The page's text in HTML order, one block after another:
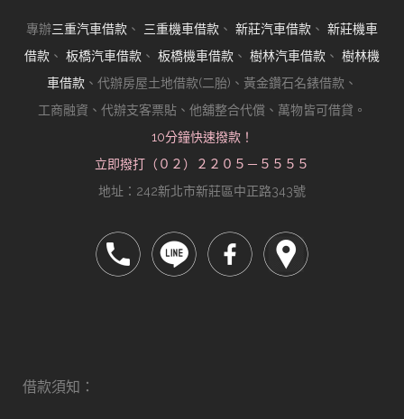
專辦三重汽車借款 、 三重機車借款 、 新莊汽車借款 、 新莊機車
借款 、 板橋汽車借款 、 板橋機車借款 、 樹林汽車借款 、 樹林機
車借款 、代辦房屋土地借款(二胎)、黃金鑽石名錶借款、
工商融資、代辦支客票貼、他舖整合代償、萬物皆可借貸。
10分鐘快速撥款！
立即撥打（０２）２２０５－５５５５
地址：242新北市新莊區中正路343號
借款須知：